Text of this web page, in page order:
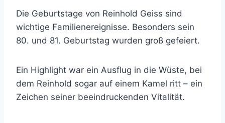
Die Geburtstage von Reinhold Geiss sind
wichtige Familienereignisse. Besonders sein
80. und 81. Geburtstag wurden groß gefeiert.
Ein Highlight war ein Ausflug in die Wüste, bei
dem Reinhold sogar auf einem Kamel ritt – ein
Zeichen seiner beeindruckenden Vitalität.